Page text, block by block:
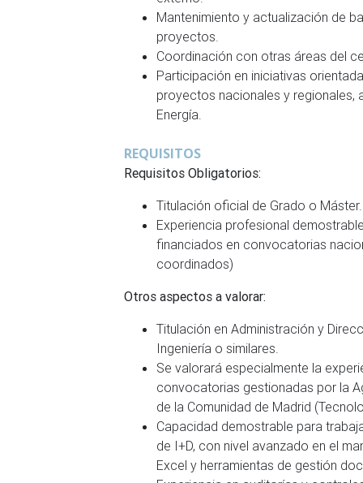
Mantenimiento y actualización de
proyectos.
Coordinación con otras áreas del
Participación en iniciativas
proyectos nacionales y regionales,
Energía.
REQUISITOS
Requisitos Obligatorios:
Titulación oficial de Grado o Máster.
Experiencia profesional
financiados en convocatorias
coordinados)
Otros aspectos a valorar:
Titulación en Administración y
Ingeniería o similares.
Se valorará especialmente la
convocatorias gestionadas por la
de la Comunidad de Madrid
Capacidad demostrable para
de I+D, con nivel avanzado en el
Excel y herramientas de gestión